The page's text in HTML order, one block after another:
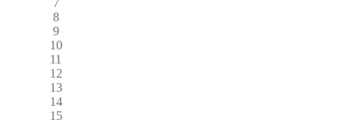
8
9
10
11
12
13
14
15